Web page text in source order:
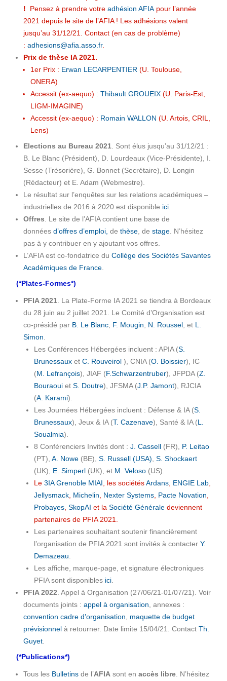
!
Pensez à prendre votre adhésion AFIApour l’année
2021 depuis le site de l’AFIA ! Les adhésions valent
jusqu’au 31/12/21. Contact (en cas de problème)
: adhesions@afia.asso.fr.
Prix de thèse IA 2021.
1er Prix : Erwan LECARPENTIER (U. Toulouse,
ONERA)
Accessit (ex-aequo) : Thibault GROUEIX(U. Paris-Est,
LIGM-IMAGINE)
Accessit (ex-aequo) : Romain WALLON (U. Artois, CRIL,
Lens)
Elections au Bureau 2021 . Sont élus jusqu’au 31/12/21 :
B. Le Blanc (Président), D. Lourdeaux (Vice-Présidente), I.
Sesse (Trésorière), G. Bonnet (Secrétaire), D. Longin
(Rédacteur) et E. Adam (Webmestre).
Le résultat sur l’enquêtes sur les relations académiques –
industrielles de 2016 à 2020 est disponible ici.
Offres . Le site de l’AFIA contient une base de
données d’offres d’emploi, de thèse, de stage. N’hésitez
pas à y contribuer en y ajoutant vos offres.
L’AFIA est co-fondatrice du Collège des Sociétés Savantes
Académiques de France.
(*Plates-Formes*)
PFIA 2021 . La Plate-Forme IA 2021 se tiendra à Bordeaux
du 28 juin au 2 juillet 2021. Le Comité d’Organisation est
co-présidé par B. Le Blanc, F. Mougin N. Roussel, et L.
Simon
Les Conférences Hébergées incluent : APIA (S.
Brunessauxet C. Rouveirol), CNIA (O. Boissier), IC
(M. Lefrançois), JIAF (F.Schwarzentruber), JFPDA (Z.
Bouraouiet S. Doutre), JFSMA (J.P. Jamont), RJCIA
(A. Karami).
Les Journées Hébergées incluent : Défense & IA (S.
Brunessaux), Jeux & IA (T. Cazenave), Santé & IA (L.
Soualmia).
8 Conférenciers Invités dont : J. Cassell(FR), P. Leitao
(PT), A. Nowe(BE), S. Russell (USA) S. Shockaert
(UK), E. Simperl(UK), et M. Veloso(US).
Le 3IA Grenoble MIAI , les sociétésArdans, ENGIE Lab,
Jellysmack, Michelin Nexter Systems, Pacte Novation
Probayes, SkopAI et la Société Généraledeviennent
partenaires de PFIA 2021.
Les partenaires souhaitant soutenir financièrement
l’organisation de PFIA 2021 sont invités à contacter Y.
Demazeau
Les affiche, marque-page, et signature électroniques
PFIA sont disponibles ici.
PFIA 2022 . Appel à Organisation (27/06/21-01/07/21). Voir
documents joints : appel à organisation , annexes :
convention cadre d’organisation
maquette de budget
prévisionnelà retourner. Date limite 15/04/21. Contact Th.
Guyet.
(*Publications*)
Tous les Bulletinsde l’AFIAsont en accès libre. N’hésitez